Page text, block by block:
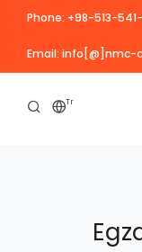
Phone: +98-513-
Email:
Tr